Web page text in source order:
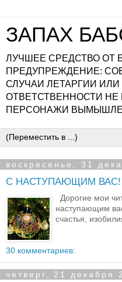
ЗАПАХ
ЛУЧШЕЕ СРЕДСТВО ОТ
ПРЕДУПРЕЖДЕНИЕ:
СЛУЧАИ ЛЕТАРГИИ
ОТВЕТСТВЕННОСТИ НЕ
ПЕРСОНАЖИ
воскресенье, 31
С НАСТУПАЮЩИМ ВАС!
Дорогие мои
наступающим
счастья,
30 комментариев:
четверг, 21 декабря